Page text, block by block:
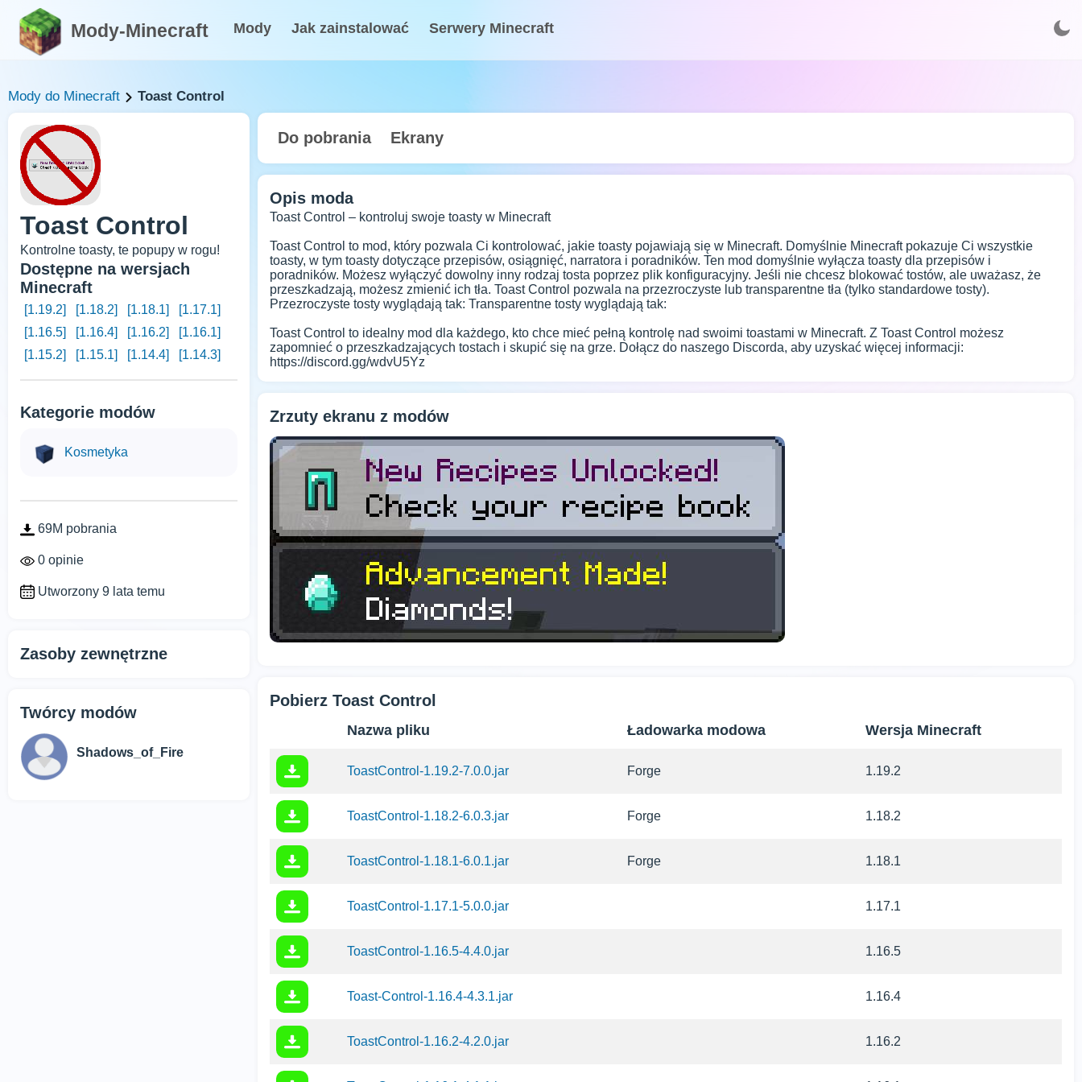
Mody-Minecraft Mody Jak zainstalować Serwery Minecraft
Mody do Minecraft Toast Control
Toast Control
Kontrolne toasty, te popupy w rogu!
Dostępne na wersjach
Minecraft
[1.19.2] [1.18.2] [1.18.1]
[1.17.1]
[1.16.5]
[1.16.4] [1.16.2]
[1.16.1]
[1.15.2]
[1.15.1] [1.14.4] [1.14.3]
Kategorie modów
Kosmetyka
69M pobrania
0 opinie
Utworzony 9 lata temu
Zasoby zewnętrzne
Twórcy modów
Shadows_of_Fire
Do pobrania Ekrany
Opis moda
Toast Control – kontroluj swoje toasty w Minecraft
Toast Control to mod, który pozwala Ci kontrolować, jakie toasty pojawiają się w Minecraft. Domyślnie Minecraft pokazuje Ci wszystkie
toasty, w tym toasty dotyczące przepisów, osiągnięć, narratora i poradników. Ten mod domyślnie wyłącza toasty dla przepisów i
poradników. Możesz wyłączyć dowolny inny rodzaj tosta poprzez plik konfiguracyjny. Jeśli nie chcesz blokować tostów, ale uważasz, że
przeszkadzają, możesz zmienić ich tła. Toast Control pozwala na przezroczyste lub transparentne tła (tylko standardowe tosty).
Przezroczyste tosty wyglądają tak: Transparentne tosty wyglądają tak:
Toast Control to idealny mod dla każdego, kto chce mieć pełną kontrolę nad swoimi toastami w Minecraft. Z Toast Control możesz
zapomnieć o przeszkadzających tostach i skupić się na grze. Dołącz do naszego Discorda, aby uzyskać więcej informacji:
https://discord.gg/wdvU5Yz
Zrzuty ekranu z modów
Pobierz Toast Control
Nazwa pliku Ładowarka modowa Wersja Minecraft
ToastControl-1.19.2-7.0.0.jar Forge 1.19.2
ToastControl-1.18.2-6.0.3.jar Forge 1.18.2
ToastControl-1.18.1-6.0.1.jar Forge 1.18.1
ToastControl-1.17.1-5.0.0.jar 1.17.1
ToastControl-1.16.5-4.4.0.jar 1.16.5
Toast-Control-1.16.4-4.3.1.jar 1.16.4
ToastControl-1.16.2-4.2.0.jar 1.16.2